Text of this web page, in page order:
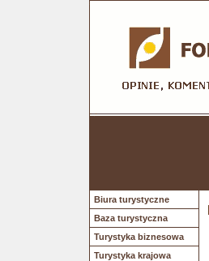
Biura turystyczne
Baza turystyczna
Turystyka biznesowa
Turystyka krajowa